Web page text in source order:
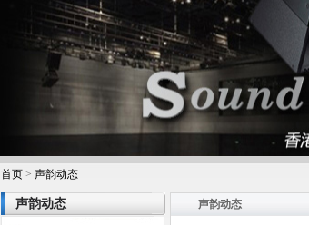
首页 > 声韵动态
声韵动态 声韵动态